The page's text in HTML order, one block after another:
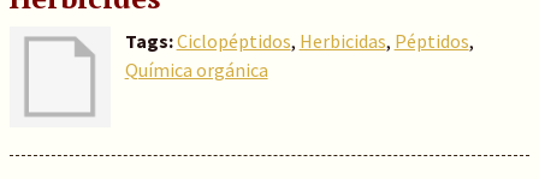
Tags:Ciclopéptidos, Herbicidas, Péptidos,
Química orgánica